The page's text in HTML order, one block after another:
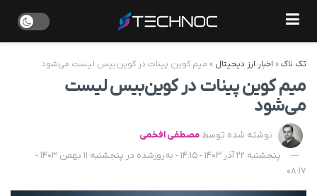
تک ناک» اخبار ارز دیجیتال » میم کوین پینات در کوین‌بیس لیست می‌شود
میم کوین پینات در کوین‌بیس لیست
می‌شود
نوشته شده توسط مصطفی افخمی
پنجشنبه 22 آذر 1403 - 14:15 - به‌روزشده در پنجشنبه 11 بهمن 1403 -
08:17